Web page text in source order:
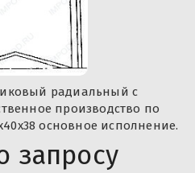
радиальный с
производство по
основное исполнение.
запросу